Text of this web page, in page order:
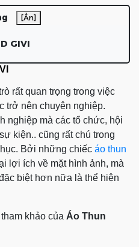
[Ẩn]
GIVI
rất quan trọng trong việc
trở nên chuyên nghiệp.
nghiệp mà các tổ chức, hội
kiện.. cũng rất chú trong
Bởi những chiếc áo thun
lợi ích về mặt hình ảnh, mà
biệt hơn nữa là thể hiện
khảo của Áo Thun